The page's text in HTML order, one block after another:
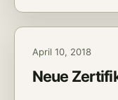
April 10, 2018
Neue